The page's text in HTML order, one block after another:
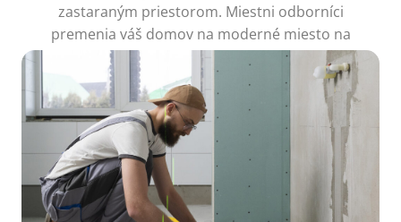
zastaraným priestorom. Miestni odborníci
premenia váš domov na moderné miesto na
mieru vašim potrebám.